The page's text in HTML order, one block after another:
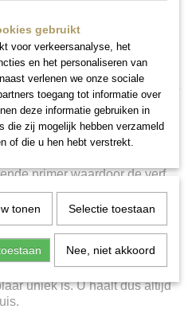
Wil je je keuze
stellen we een set samen
en sturen we je de afbeelding
primer waardoor de verf
roesten. Vervolgens
in verschillende
Door het geheel
te bewerken komt het
er een robuust maar
paneel is handgemaakt en
uniek is. U haalt dus altijd
gebruikt
voor verkeersanalyse, het
en het personaliseren van
verlenen we onze sociale
toegang tot informatie over
deze informatie gebruiken in
die zij mogelijk hebben verzameld
of die u hen hebt verstrekt.
tonen Selectie toestaan
Nee, niet akkoord